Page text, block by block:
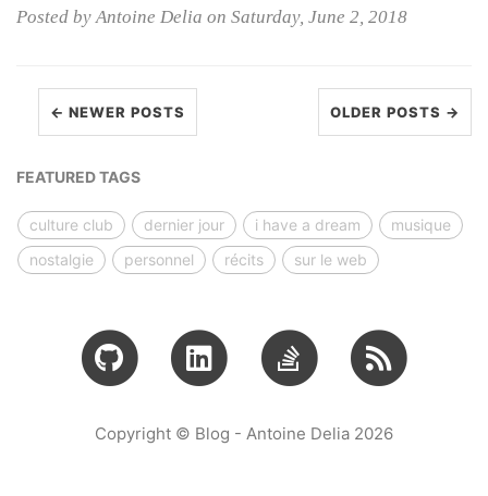
Posted by Antoine Delia on Saturday, June 2, 2018
← NEWER POSTS OLDER POSTS →
FEATURED TAGS
culture club dernier jour i have a dream
musique
nostalgie
personnel récits sur le web
Copyright © Blog - Antoine Delia 2026